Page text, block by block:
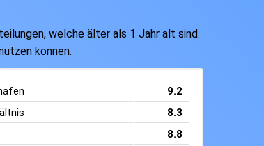
welche älter als 1 Jahr alt sind.
können.
9.2
8.3
8.8